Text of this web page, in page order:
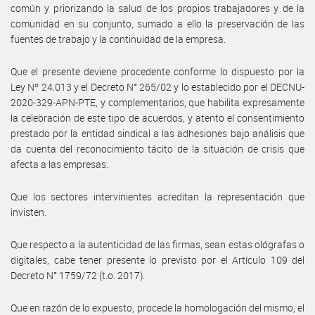
común y priorizando la salud de los propios trabajadores y de la
comunidad en su conjunto, sumado a ello la preservación de las
fuentes de trabajo y la continuidad de la empresa.
Que el presente deviene procedente conforme lo dispuesto por la
Ley Nº 24.013 y el Decreto N° 265/02 y lo establecido por el DECNU-
2020-329-APN-PTE, y complementarios, que habilita expresamente
la celebración de este tipo de acuerdos, y atento el consentimiento
prestado por la entidad sindical a las adhesiones bajo análisis que
da cuenta del reconocimiento tácito de la situación de crisis que
afecta a las empresas.
Que los sectores intervinientes acreditan la representación que
invisten.
Que respecto a la autenticidad de las firmas, sean estas ológrafas o
digitales, cabe tener presente lo previsto por el Artículo 109 del
Decreto N° 1759/72 (t.o. 2017).
Que en razón de lo expuesto, procede la homologación del mismo, el